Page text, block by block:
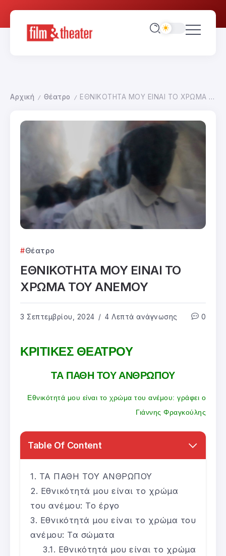
Αρχική / Θέατρο / ΕΘΝΙΚΟΤΗΤΑ ΜΟΥ ΕΙΝΑΙ ΤΟ ΧΡΩΜΑ ΤΟΥ ΑΝΕΜΟΥ
Θέατρο
ΕΘΝΙΚΟΤΗΤΑ ΜΟΥ ΕΙΝΑΙ ΤΟ
ΧΡΩΜΑ ΤΟΥ ΑΝΕΜΟΥ
3 Σεπτεμβρίου, 2024 4 Λεπτά ανάγνωσης 0
ΚΡΙΤΙΚΕΣ ΘΕΑΤΡΟΥ
ΤΑ ΠΑΘΗ ΤΟΥ ΑΝΘΡΩΠΟΥ
Εθνικότητά μου είναι το χρώμα του ανέμου: γράφει ο
Γιάννης Φραγκούλης
Table Of Content
ΤΑ ΠΑΘΗ ΤΟΥ ΑΝΘΡΩΠΟΥ
Εθνικότητά μου είναι το χρώμα
του ανέμου: Το έργο
Εθνικότητά μου είναι το χρώμα του
ανέμου: Τα σώματα
Εθνικότητά μου είναι το χρώμα